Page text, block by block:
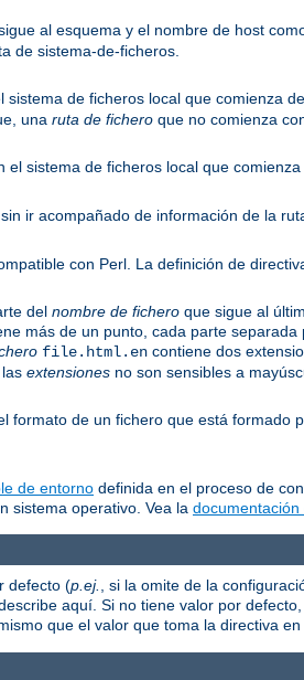
al esquema y el nombre de host
de sistema-de-ficheros.
sistema de ficheros local que comienza
una ruta de fichero que no comienza
el sistema de ficheros local que
ir acompañado de información de la
con Perl. La definición de
del nombre de fichero que sigue al
más de un punto, cada parte
file.html.en contiene dos
extensiones no son sensibles a
formato de un fichero que está
de entorno definida en el proceso de
sistema operativo. Vea la
defecto (p.ej., si la omite de la
aquí. Si no tiene valor por
que el valor que toma la directiva